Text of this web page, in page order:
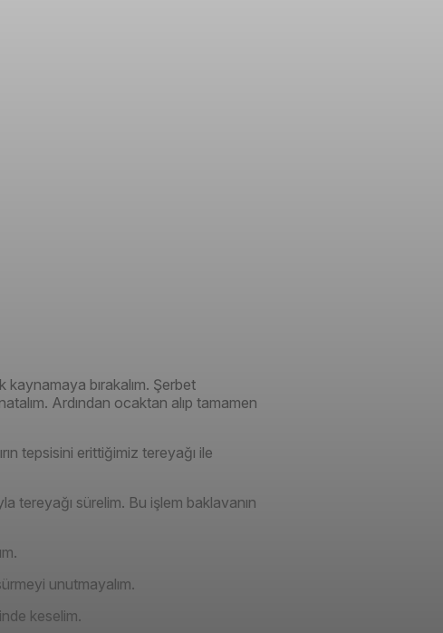
kaynamaya bırakalım. Şerbet
Ardından ocaktan alıp tamamen
tepsisini erittiğimiz tereyağı ile
tereyağı sürelim. Bu işlem baklavanın
unutmayalım.
keselim.